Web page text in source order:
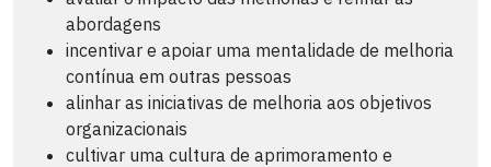
abordagens
incentivar e apoiar uma mentalidade de melhoria
contínua em outras pessoas
alinhar as iniciativas de melhoria aos objetivos
organizacionais
cultivar uma cultura de aprimoramento e